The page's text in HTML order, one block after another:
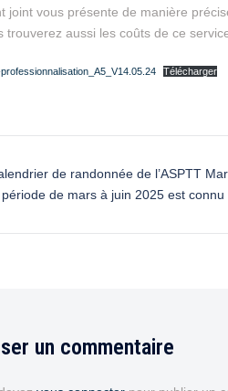
joint vous présente de manière
trouverez aussi les coûts de ce
Télécharger
de randonnée de l’ASPTT
de mars à juin 2025 est connu
un commentaire